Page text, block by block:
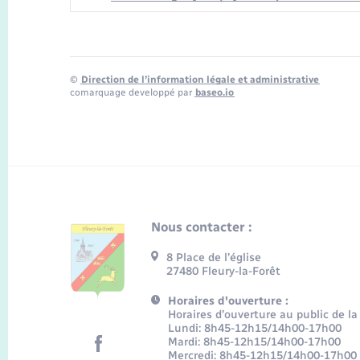
© Direction de l’information légale et administrative
comarquage developpé par baseo.io
Nous contacter :
8 Place de l’église
27480 Fleury-la-Forêt
Horaires d'ouverture :
Horaires d’ouverture au public de
Lundi: 8h45-12h15/14h00-17h00
Mardi: 8h45-12h15/14h00-17h00
Mercredi: 8h45-12h15/14h00-17h00